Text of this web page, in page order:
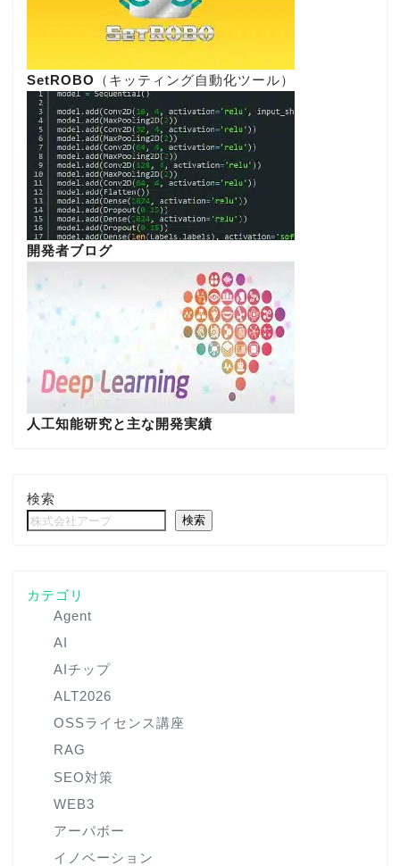
SetROBO （キッティング自動化ツール）
開発者ブログ
人工知能研究と主な開発実績
検索
検索
カテゴリ
Agent
AI
AIチップ
ALT2026
OSSライセンス講座
RAG
SEO対策
WEB3
アーパボー
イノベーション